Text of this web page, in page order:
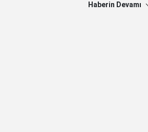
Haberin Devamı